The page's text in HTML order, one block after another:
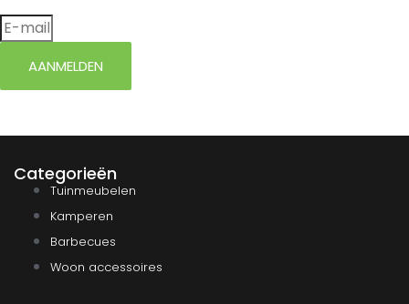
AANMELDEN
Categorieën
Tuinmeubelen
Kamperen
Barbecues
Woon accessoires